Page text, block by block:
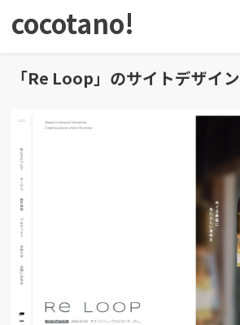
cocotano!
「Re Loop」のサイトデザイン